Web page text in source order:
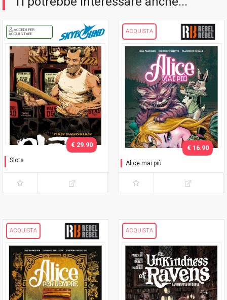
ACCEDI PER
ACQUISTARE
Slots
€ 29.90
ACQUISTA
Alice mai più
€ 16.90
ACQUISTA ACQUISTA